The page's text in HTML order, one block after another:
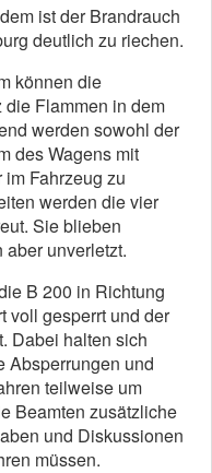
ist der Brandrauch
deutlich zu riechen.
können die
Flammen in dem
werden sowohl der
des Wagens mit
Fahrzeug zu
werden die vier
Sie blieben
unverletzt.
B 200 in Richtung
voll gesperrt und der
Dabei halten sich
Absperrungen und
teilweise um
Beamten zusätzliche
und Diskussionen
müssen.